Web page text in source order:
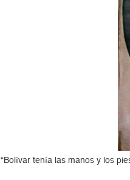
“Bolívar tenía las manos y los